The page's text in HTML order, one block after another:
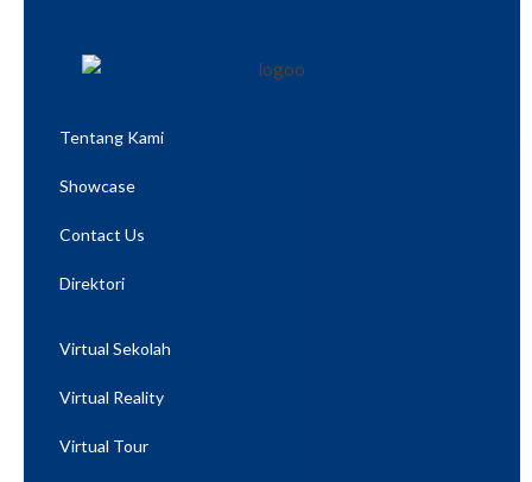
Tentang Kami
Showcase
Contact Us
Direktori
Virtual Sekolah
Virtual Reality
Virtual Tour